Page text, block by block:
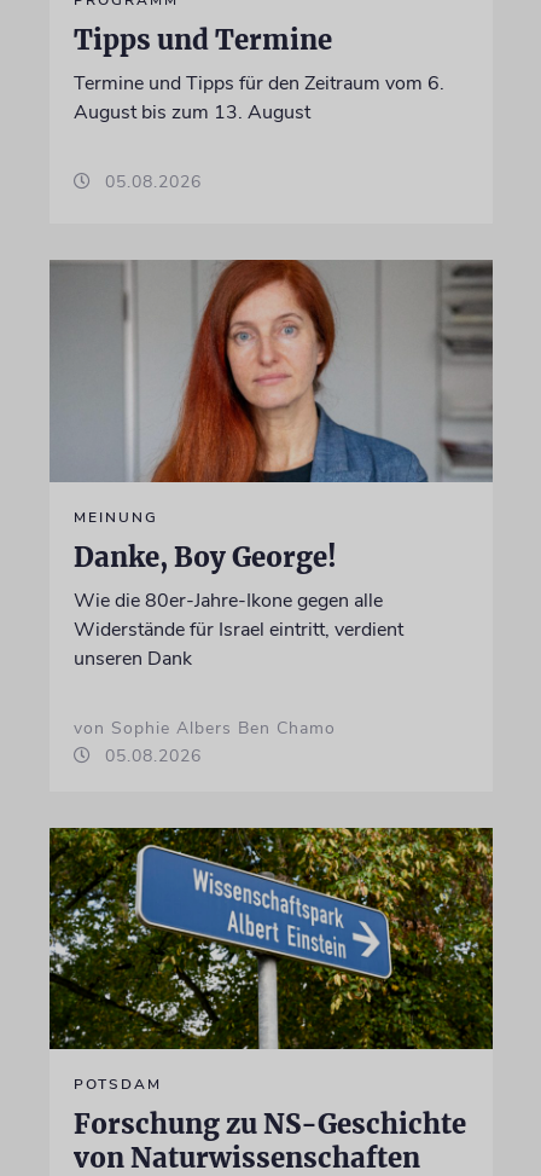
Tipps und Termine
Termine und Tipps für den Zeitraum vom 6.
August bis zum 13. August
05.08.2026
MEINUNG
Danke, Boy George!
Wie die 80er-Jahre-Ikone gegen alle
Widerstände für Israel eintritt, verdient
unseren Dank
von Sophie Albers Ben Chamo
05.08.2026
POTSDAM
Forschung zu NS-Geschichte
von Naturwissenschaften